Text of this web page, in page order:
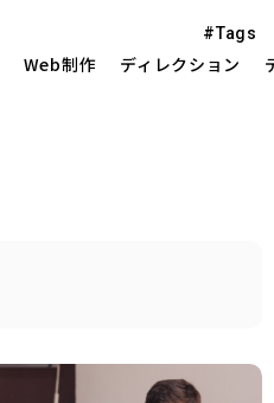
Web制作 ディレクション
#Tags